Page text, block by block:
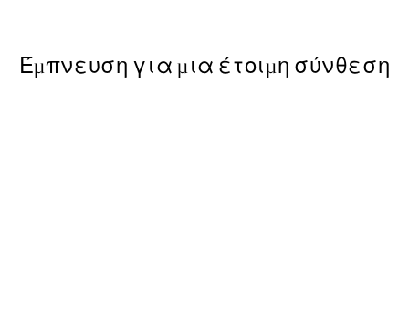
Έμπνευση για μια έτοιμη σύνθεση